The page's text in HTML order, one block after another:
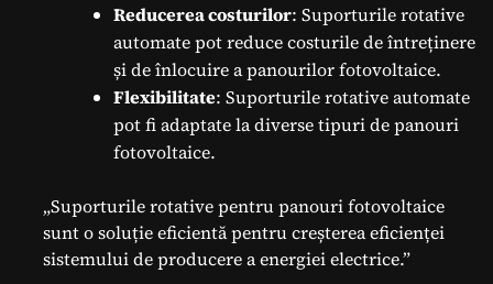
Reducerea costurilor: Suporturile rotative
automate pot reduce costurile de întreținere
și de înlocuire a panourilor fotovoltaice.
Flexibilitate: Suporturile rotative automate
pot fi adaptate la diverse tipuri de panouri
fotovoltaice.
„Suporturile rotative pentru panouri fotovoltaice
sunt o soluție eficientă pentru creșterea eficienței
sistemului de producere a energiei electrice.”